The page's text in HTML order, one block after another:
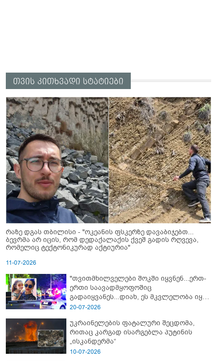
თვის კითხვადი სტატიები
რაზე დგას თბილისი - "ოკეანის ფსკერზე დავაბიჯებთ...
ბევრმა არ იცის, რომ დედაქალაქის ქვეშ გადის რღვევა,
რომელიც ტექტონიკურად აქტიურია"
11-07-2026
"თვითმხილველები შოკში იყვნენ...ერთ-
ერთი საავადმყოფოშიც
გადაიყვანეს...დიახ, ეს მკვლელობა იყო"
- გორში დატრიალებული ტრაგედიის
20-07-2026
უკრაინელების ფატალური შეცდომა,
რითაც კარგად ისარგებლა პუტინის
„ისკანდერმა“
10-07-2026